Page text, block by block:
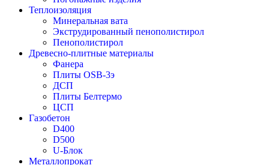
Теплоизоляция
Минеральная вата
Экструдированный пенополистирол
Пенополистирол
Древесно-плитные материалы
Фанера
Плиты OSB-3э
ДСП
Плиты Белтермо
ЦСП
Газобетон
D400
D500
U-Блок
Металлопрокат